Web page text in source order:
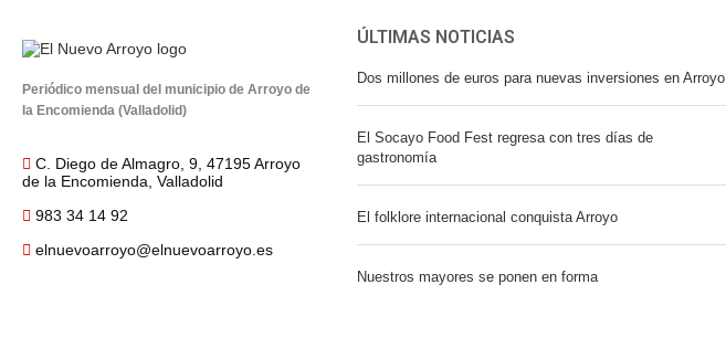
Periódico mensual del municipio de Arroyo de
la Encomienda (Valladolid)
C. Diego de Almagro, 9, 47195 Arroyo
de la Encomienda, Valladolid
983 34 14 92
elnuevoarroyo@elnuevoarroyo.es
ÚLTIMAS NOTICIAS
Dos millones de euros para nuevas inversiones en Arroyo
El Socayo Food Fest regresa con tres días de
gastronomía
El folklore internacional conquista Arroyo
Nuestros mayores se ponen en forma